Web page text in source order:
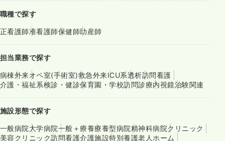
職種で探す
正看護師准看護師保健師助産師
担当業務で探す
病棟外来オペ室(手術室)救急外来ICU系透析訪問看護
介護・福祉系検診・健診保育園・学校訪問診療内視鏡治験関連
施設形態で探す
一般病院大学病院一般＋療養療養型病院精神科病院クリニック
美容クリニック訪問看護介護施設特別養護老人ホーム